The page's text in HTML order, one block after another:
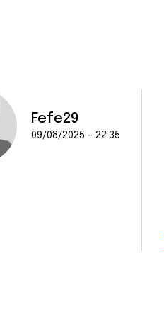
Fefe29
09/08/2025 - 22:35